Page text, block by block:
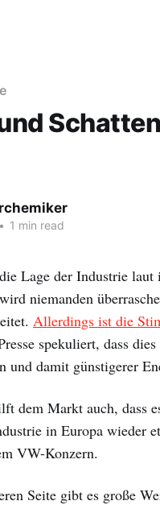
Schatten
• 1 min read
Lage der Industrie laut
niemanden
Allerdings ist die
spekuliert, dass
und damit günstigerer
dem Markt auch, dass
in Europa wieder
VW-Konzern.
Seite gibt es große